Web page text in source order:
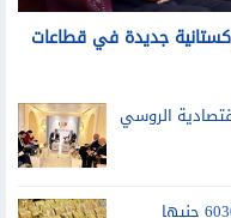
جديدة في قطاعات
الروسي